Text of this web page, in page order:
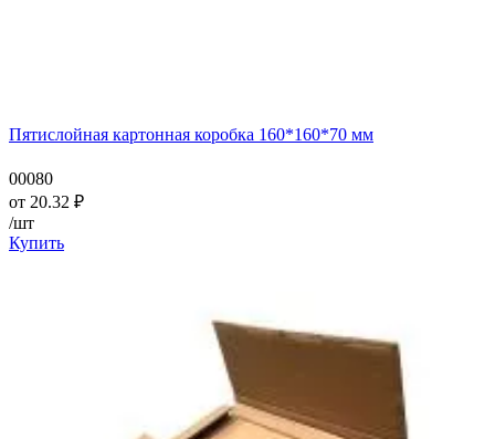
Пятислойная картонная коробка 160*160*70 мм
00080
от 20.32 ₽
/шт
Купить